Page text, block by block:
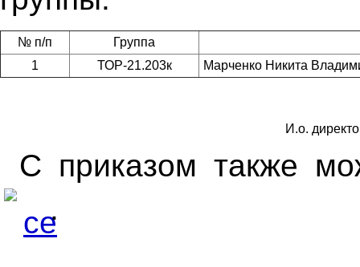
№ п/п
Группа
1
ТОР-21.203к Марченко Никита
И.о.
С приказом также
.